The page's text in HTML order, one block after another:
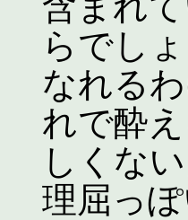
らでし
なれる
れで酔
しくな
理屈っぽ